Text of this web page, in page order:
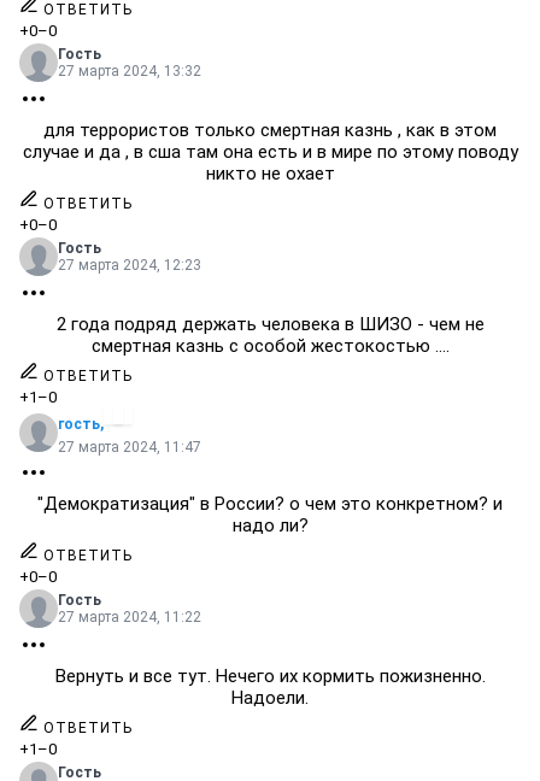
ОТВЕТИТЬ
+0–0
Гость
27 марта 2024, 13:32
для террористов только смертная казнь , как в этом
случае и да , в сша там она есть и в мире по этому поводу
никто не охает
ОТВЕТИТЬ
+0–0
Гость
27 марта 2024, 12:23
2 года подряд держать человека в ШИЗО - чем не
смертная казнь с особой жестокостью ....
ОТВЕТИТЬ
+1 –0
гость,
27 марта 2024, 11:47
"Демократизация" в России? о чем это конкретном? и
надо ли?
ОТВЕТИТЬ
+0–0
Гость
27 марта 2024, 11:22
Вернуть и все тут. Нечего их кормить пожизненно.
Надоели.
ОТВЕТИТЬ
+1 –0
Гость